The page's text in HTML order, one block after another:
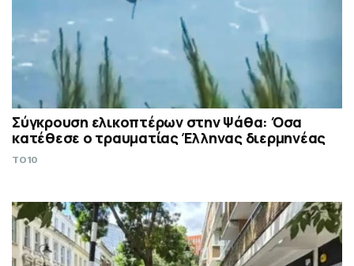
Σύγκρουση ελικοπτέρων στην Ψάθα: Όσα
κατέθεσε ο τραυματίας Έλληνας διερμηνέας
TO10